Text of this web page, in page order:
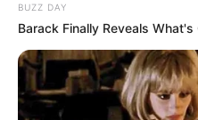
BUZZ DAY
Barack Finally Reveals